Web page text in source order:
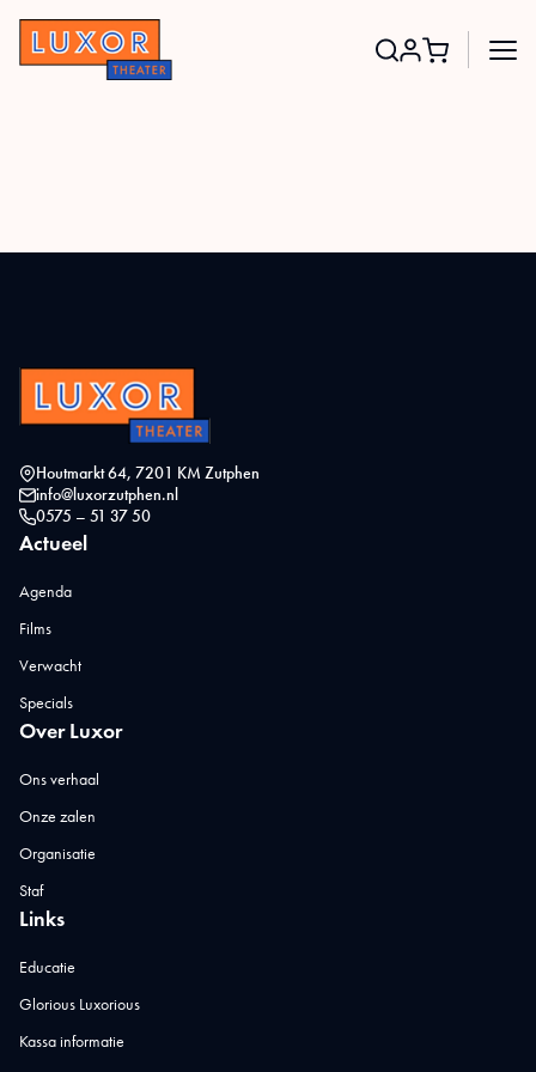
Houtmarkt 64, 7201 KM Zutphen
info@luxorzutphen.nl
0575 – 51 37 50
Actueel
Agenda
Films
Verwacht
Specials
Over Luxor
Ons verhaal
Onze zalen
Organisatie
Staf
Links
Educatie
Glorious Luxorious
Kassa informatie